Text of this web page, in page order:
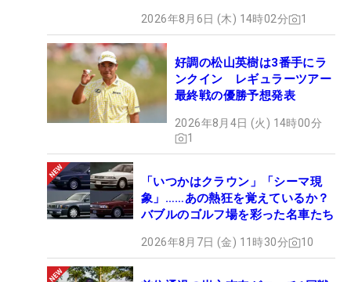
2026年8月6日 (木) 14時02分 1
好調の松山英樹は3番手にラ
ンクイン レギュラーツアー
最終戦の優勝予想発表
2026年8月4日 (火) 14時00分
1
「いつかはクラウン」「シーマ現
象」……あの熱狂を覚えているか？
バブルのゴルフ場を彩った名車たち
2026年8月7日 (金) 11時30分 10